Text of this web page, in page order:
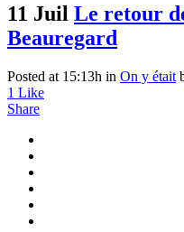
11 Juil Le retour
Beauregard
Posted at 15:13h in On y était
1 Like
Share